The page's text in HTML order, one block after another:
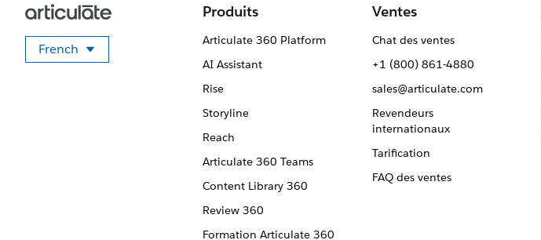
French
Sélectionner votre langue
Produits
Articulate 360 Platform
AI Assistant
Rise
Storyline
Reach
Articulate 360 Teams
Content Library 360
Review 360
Formation Articulate 360
Ventes
Chat des ventes
+1 (800) 861-4880
sales@articulate.com
Revendeurs
internationaux
Tarification
FAQ des ventes